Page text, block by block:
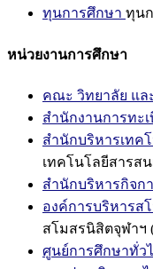
ทุนการศึกษา ทุน
หน่วยงานการศึกษา
คณะ วิทยาลัย แล
สำนักงานการทะ
สำนักบริหารเทค
เทคโนโลยีสารส
สำนักบริหารกิจก
องค์การบริหารส
สโมสรนิสิตจุฬาฯ
ศูนย์การศึกษาทั่ว